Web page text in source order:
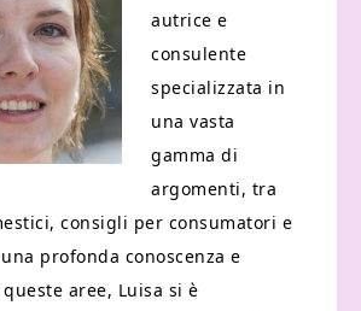
autrice e
consulente
specializzata in
una vasta
gamma di
argomenti, tra
consigli per consumatori e
profonda conoscenza e
aree, Luisa si è